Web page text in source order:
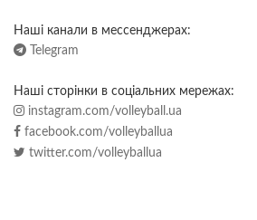
Наші канали в мессенджерах:
Telegram
Наші сторінки в соціальних мережах:
instagram.com/volleyball.ua
facebook.com/volleyballua
twitter.com/volleyballua